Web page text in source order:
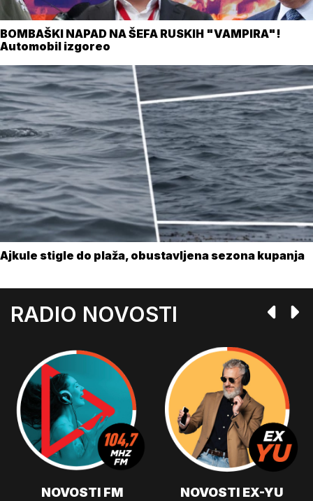
BOMBAŠKI NAPAD NA ŠEFA RUSKIH "VAMPIRA"!
Automobil izgoreo
Ajkule stigle do plaža, obustavljena sezona kupanja
RADIO NOVOSTI
NOVOSTI FM NOVOSTI EX-YU